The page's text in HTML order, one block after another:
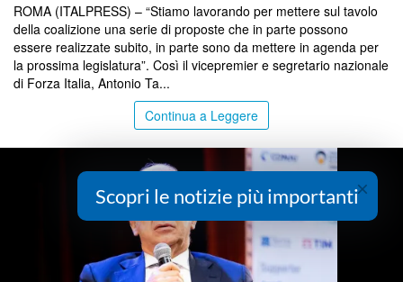
ROMA (ITALPRESS) – “Stiamo lavorando per mettere sul tavolo
della coalizione una serie di proposte che in parte possono
essere realizzate subito, in parte sono da mettere in agenda per
la prossima legislatura”. Così il vicepremier e segretario nazionale
di Forza Italia, Antonio Ta...
Continua a Leggere
×
Scopri le notizie più importanti